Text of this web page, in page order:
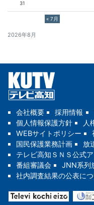
2026年8月
« 7月
31
会社概要 採用情報
個人情報保護方針
人
WEBサイトポリシー
国民保護業務計画
放
テレビ高知ＳＮＳ公式
番組審議会
JNN系列
社内調査結果の公表に